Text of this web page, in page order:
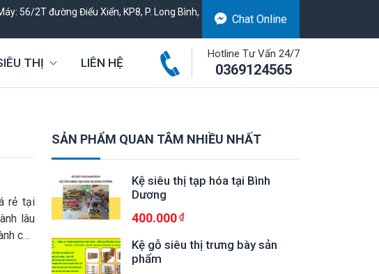
56/2T đường Điểu Xiển, KP8, P. Long Bình,
Chat Online
THỊ LIÊN HỆ
Hotline Tư Vấn 24/7
0369124565
rẻ tại
lâu
cho
SẢN PHẨM QUAN TÂM NHIỀU NHẤT
Kệ siêu thị tạp hóa tại Bình
Dương
400.000
Kệ gỗ siêu thị trưng bày sản
phẩm